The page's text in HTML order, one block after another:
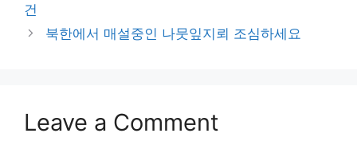
건
북한에서 매설중인 나뭇잎지뢰 조심하세요
Leave a Comment